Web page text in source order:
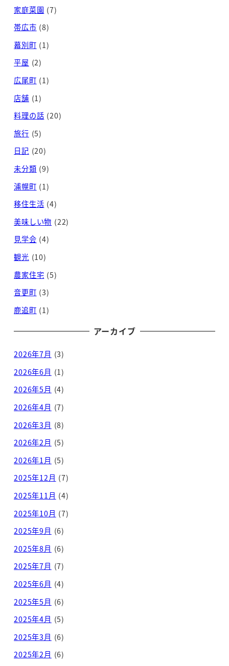
家庭菜園 (7)
帯広市 (8)
幕別町 (1)
平屋 (2)
広尾町 (1)
店舗 (1)
料理の話 (20)
旅行 (5)
日記 (20)
未分類 (9)
浦幌町 (1)
移住生活 (4)
美味しい物 (22)
見学会 (4)
観光 (10)
農家住宅 (5)
音更町 (3)
鹿追町 (1)
アーカイブ
2026年7月 (3)
2026年6月 (1)
2026年5月 (4)
2026年4月 (7)
2026年3月 (8)
2026年2月 (5)
2026年1月 (5)
2025年12月 (7)
2025年11月 (4)
2025年10月 (7)
2025年9月 (6)
2025年8月 (6)
2025年7月 (7)
2025年6月 (4)
2025年5月 (6)
2025年4月 (5)
2025年3月 (6)
2025年2月 (6)